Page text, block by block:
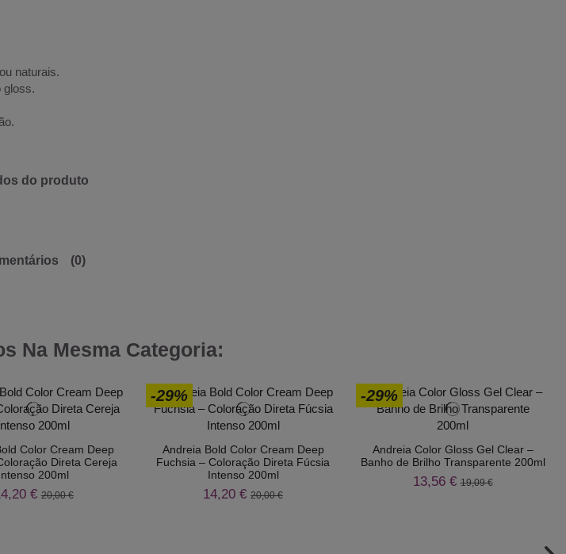
naturais.
gloss.
do produto
(0)
Na Mesma Categoria:
Color Cream Deep
Direta Cereja
200ml
€20,00 €
-29%
Andreia Bold Color Cream Deep
Fuchsia – Coloração Direta Fúcsia
Intenso 200ml
14,20 €20,00 €
-29%
Andreia Color Gloss Gel Clear –
Banho de Brilho Transparente 200ml
13,56 €19,09 €